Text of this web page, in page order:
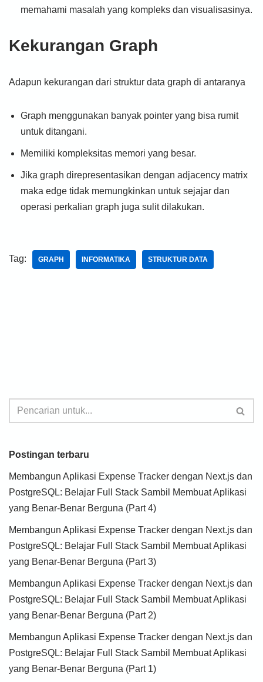
memahami masalah yang kompleks dan visualisasinya.
Kekurangan Graph
Adapun kekurangan dari struktur data graph di antaranya
Graph menggunakan banyak pointer yang bisa rumit
untuk ditangani.
Memiliki kompleksitas memori yang besar.
Jika graph direpresentasikan dengan adjacency matrix
maka edge tidak memungkinkan untuk sejajar dan
operasi perkalian graph juga sulit dilakukan.
Tag: GRAPH INFORMATIKA STRUKTUR DATA
Postingan terbaru
Membangun Aplikasi Expense Tracker dengan Next.js dan
PostgreSQL: Belajar Full Stack Sambil Membuat Aplikasi
yang Benar-Benar Berguna (Part 4)
Membangun Aplikasi Expense Tracker dengan Next.js dan
PostgreSQL: Belajar Full Stack Sambil Membuat Aplikasi
yang Benar-Benar Berguna (Part 3)
Membangun Aplikasi Expense Tracker dengan Next.js dan
PostgreSQL: Belajar Full Stack Sambil Membuat Aplikasi
yang Benar-Benar Berguna (Part 2)
Membangun Aplikasi Expense Tracker dengan Next.js dan
PostgreSQL: Belajar Full Stack Sambil Membuat Aplikasi
yang Benar-Benar Berguna (Part 1)